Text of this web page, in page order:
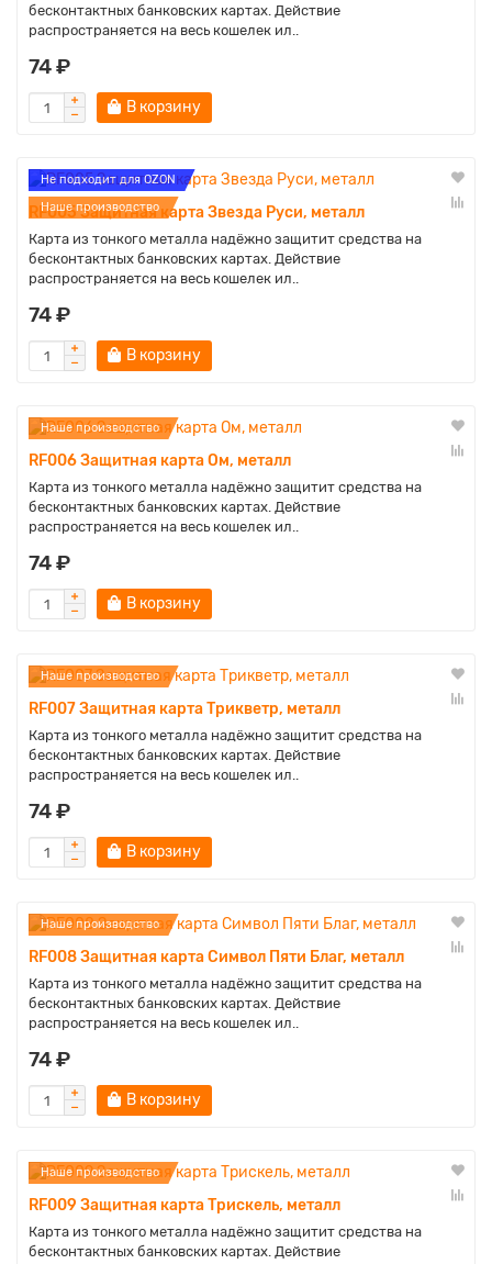
бесконтактных банковских картах. Действие
распространяется на весь кошелек ил..
74 ₽
В корзину
Не подходит для OZON
Наше производство
RF005 Защитная карта Звезда Руси, металл
Карта из тонкого металла надёжно защитит средства на
бесконтактных банковских картах. Действие
распространяется на весь кошелек ил..
74 ₽
В корзину
Наше производство
RF006 Защитная карта Ом, металл
Карта из тонкого металла надёжно защитит средства на
бесконтактных банковских картах. Действие
распространяется на весь кошелек ил..
74 ₽
В корзину
Наше производство
RF007 Защитная карта Трикветр, металл
Карта из тонкого металла надёжно защитит средства на
бесконтактных банковских картах. Действие
распространяется на весь кошелек ил..
74 ₽
В корзину
Наше производство
RF008 Защитная карта Символ Пяти Благ, металл
Карта из тонкого металла надёжно защитит средства на
бесконтактных банковских картах. Действие
распространяется на весь кошелек ил..
74 ₽
В корзину
Наше производство
RF009 Защитная карта Трискель, металл
Карта из тонкого металла надёжно защитит средства на
бесконтактных банковских картах. Действие